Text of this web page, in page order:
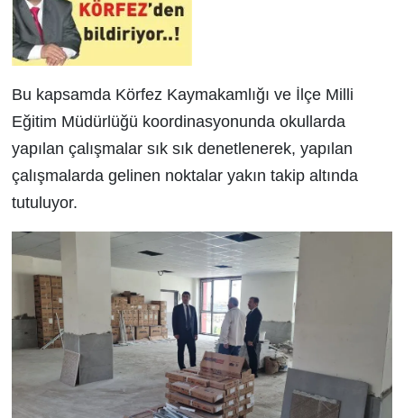
Bu kapsamda Körfez Kaymakamlığı ve İlçe Milli
Eğitim Müdürlüğü koordinasyonunda okullarda
yapılan çalışmalar sık sık denetlenerek, yapılan
çalışmalarda gelinen noktalar yakın takip altında
tutuluyor.